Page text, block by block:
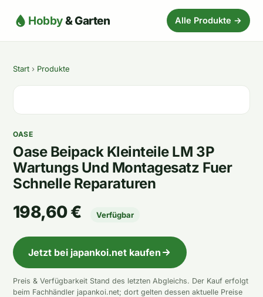
Hobby& Garten Alle Produkte →
Start › Produkte
OASE
Oase Beipack Kleinteile LM 3P
Wartungs Und Montagesatz Fuer
Schnelle Reparaturen
198,60 € Verfügbar
Jetzt bei japankoi.net kaufen
Preis & Verfügbarkeit Stand des letzten Abgleichs. Der Kauf erfolgt
beim Fachhändler japankoi.net; dort gelten dessen aktuelle Preise